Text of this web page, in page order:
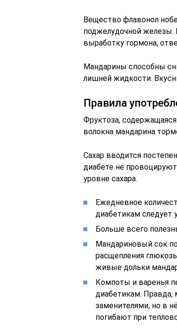
Вещество флавонол
поджелудочной железы.
выработку гормона,
Мандарины способны
лишней жидкости.
Правила
Фруктоза,
волокна мандарина
Сахар вводится
диабете не
уровне сахара.
Ежедневное
диабетикам следует
Больше всего
Мандариновый сок
расщепления
живые дольки
Компоты и варенья
диабетикам. Правда,
заменителями, но в
погибают при